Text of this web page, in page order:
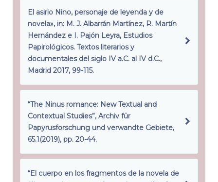
El asirio Nino, personaje de leyenda y de
novela», in: M. J. Albarrán Martínez, R. Martín
Hernández e I. Pajón Leyra, Estudios
Papirológicos. Textos literarios y
documentales del siglo IV a.C. al IV d.C.,
Madrid 2017, 99-115.
“The Ninus romance: New Textual and
Contextual Studies”, Archiv für
Papyrusforschung und verwandte Gebiete,
65.1(2019), pp. 20-44.
“El cuerpo en los fragmentos de la novela de